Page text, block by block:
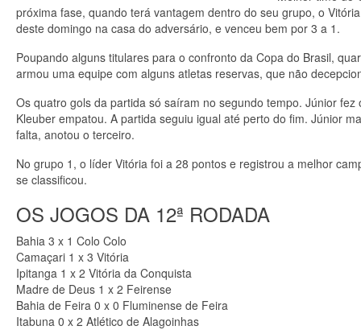
próxima fase, quando terá vantagem dentro do seu grupo, o
deste domingo na casa do adversário, e venceu bem por 3 a 1.
Poupando alguns titulares para o confronto da Copa do Brasil,
armou uma equipe com alguns atletas reservas, que não
Os quatro gols da partida só saíram no segundo tempo. Júnior
Kleuber empatou. A partida seguiu igual até perto do fim. Júnior
falta, anotou o terceiro.
No grupo 1, o líder Vitória foi a 28 pontos e registrou a melhor
se classificou.
OS JOGOS DA 12ª RODADA
Bahia 3 x 1 Colo Colo
Camaçari 1 x 3 Vitória
Ipitanga 1 x 2 Vitória da Conquista
Madre de Deus 1 x 2 Feirense
Bahia de Feira 0 x 0 Fluminense de Feira
Itabuna 0 x 2 Atlético de Alagoinhas